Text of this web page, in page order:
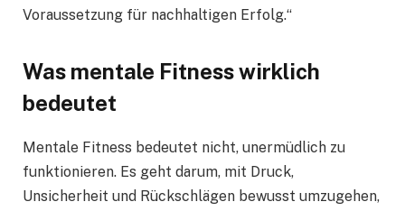
Voraussetzung für nachhaltigen Erfolg.“
Was mentale Fitness wirklich
bedeutet
Mentale Fitness bedeutet nicht, unermüdlich zu
funktionieren. Es geht darum, mit Druck,
Unsicherheit und Rückschlägen bewusst umzugehen,